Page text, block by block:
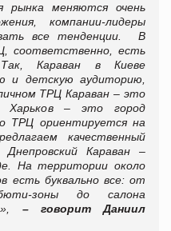
рынка меняются очень
компании-лидеры
все тенденции. В
соответственно, есть
Караван в Киеве
и детскую аудиторию,
ТРЦ Караван – это
Харьков – это город
ТРЦ ориентируется на
качественный
Караван –
На территории около
есть буквально все: от
зоны до салона
– говорит Даниил